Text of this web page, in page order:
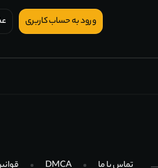
ورود به حساب کاربری